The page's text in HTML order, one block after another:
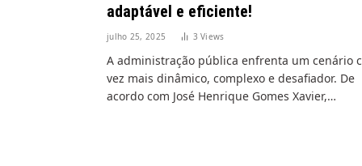
adaptável e eficiente!
julho 25, 2025 3Views
A administração pública enfrenta um cenário
vez mais dinâmico, complexo e desafiador. De
acordo com José Henrique Gomes Xavier,…